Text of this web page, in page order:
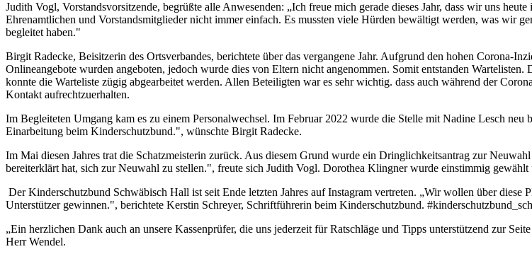
Judith Vogl, Vorstandsvorsitzende, begrüßte alle Anwesenden: „Ich freue mich gerade dieses Jahr, dass wir uns
Ehrenamtlichen und Vorstandsmitglieder nicht immer einfach. Es mussten viele Hürden bewältigt werden, was wir
begleitet haben."
Birgit Radecke, Beisitzerin des Ortsverbandes, berichtete über das vergangene Jahr. Aufgrund den hohen Corona-
Onlineangebote wurden angeboten, jedoch wurde dies von Eltern nicht angenommen. Somit entstanden
konnte die Warteliste zügig abgearbeitet werden. Allen Beteiligten war es sehr wichtig. dass auch während der
Kontakt aufrechtzuerhalten.
Im Begleiteten Umgang kam es zu einem Personalwechsel. Im Februar 2022 wurde die Stelle mit Nadine Lesch
Einarbeitung beim Kinderschutzbund.", wünschte Birgit Radecke.
Im Mai diesen Jahres trat die Schatzmeisterin zurück. Aus diesem Grund wurde ein Dringlichkeitsantrag zur
bereiterklärt hat, sich zur Neuwahl zu stellen.", freute sich Judith Vogl. Dorothea Klingner wurde einstimmig gewählt
Der Kinderschutzbund Schwäbisch Hall ist seit Ende letzten Jahres auf Instagram vertreten. „Wir wollen über
Unterstützer gewinnen.", berichtete Kerstin Schreyer, Schriftführerin beim Kinderschutzbund.
„Ein herzlichen Dank auch an unsere Kassenprüfer, die uns jederzeit für Ratschläge und Tipps unterstützend zur
Herr Wendel.